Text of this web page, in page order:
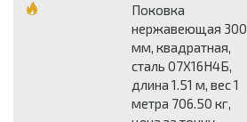
Поковка
нержавеющая 300
мм, квадратная,
сталь 07Х16Н4Б,
длина 1.51 м, вес 1
метра 706.50 кг,